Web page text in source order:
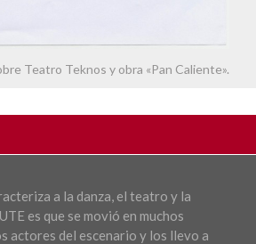
Teatro Teknos y obra «Pan Caliente».
a la danza, el teatro y la
es que se movió en muchos
actores del escenario y los llevo a